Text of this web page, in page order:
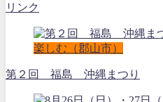
リンク
楽しむ（郡山市）
第２回 福島 沖縄まつり